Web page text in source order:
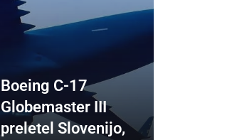
Boeing C-17
Globemaster III
preletel Slovenijo,